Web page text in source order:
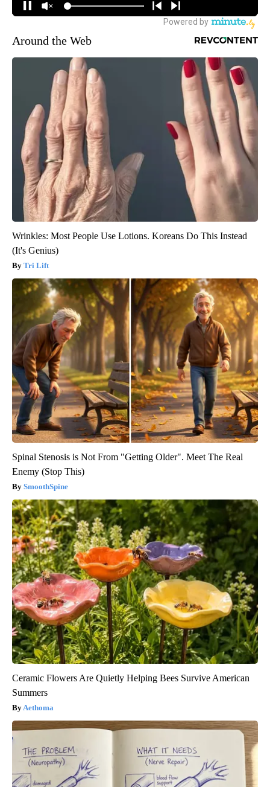
Around the Web
Wrinkles: Most People Use Lotions. Koreans Do This Instead
(It's Genius)
Tri Lift
Spinal Stenosis is Not From "Getting Older". Meet The Real
Enemy (Stop This)
SmoothSpine
Ceramic Flowers Are Quietly Helping Bees Survive American
Summers
Aethoma